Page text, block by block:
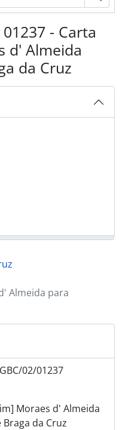
- Carta
d' Almeida
da Cruz
Almeida para
02/01237
Moraes d' Almeida
da Cruz